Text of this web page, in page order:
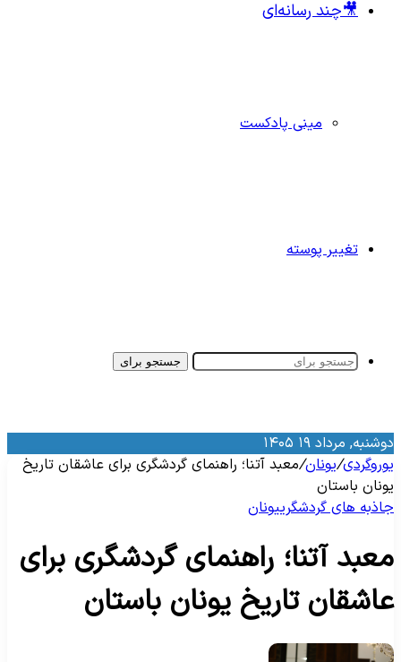
🎥چند رسانه‌ای
مینی پادکست
تغییر پوسته
جستجو برای
مرداد ۱۹ ۱۴۰۵
/یونان/معبد آتنا؛ راهنمای گردشگری برای عاشقان تاریخ
باستان
های گردشگرییونان
آتنا؛ راهنمای گردشگری برای
تاریخ یونان باستان